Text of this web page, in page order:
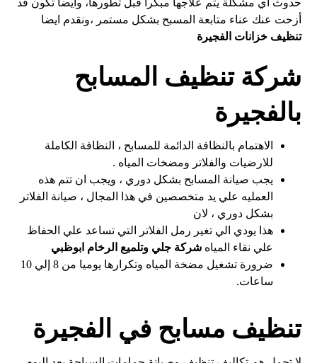
حدوث أي مشكلة يتم علاجها مبكراً قبل تطورها، وأيضاً تكون قد
أزحت عنك عناء متابعة المسبح بشكل مستمر ،ونقدم ايضا
تنظيف خزانات الفجيرة
شركة تنظيف المسابح
بالفجيرة
الاهتمام بالنظافة الدائمة للمسابح ، النظافة الكاملة
للارضيات والفلاتر ومضخات المياه .
يجب صيانة المسابح بشكل دوري ، ويجب ان تتم هذه
العمليه علي يد متخصصين في هذا المجال ، صيانة الفلاتر
بشكل دوري ، لان
هذا يودي الي تغير رمل الفلاتر التي تساعد علي الحفاظ
علي نقاء المياهشركة جلي وتلميع الرخام ابوظبي
ضرورة تشغيل مضخة المياه وتكرارها يوميا من 8 إلي 10
ساعات.
تنظيف مسابح في الفجيرة